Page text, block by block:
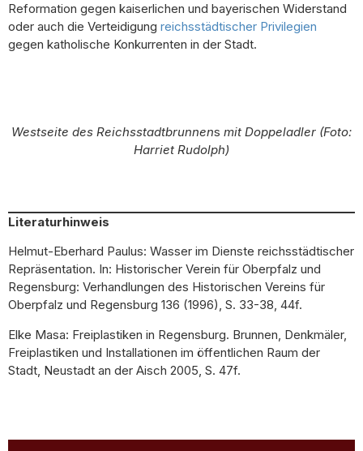
Reformation gegen kaiserlichen und bayerischen Widerstand
oder auch die Verteidigung reichsstädtischer Privilegien
gegen katholische Konkurrenten in der Stadt.
Westseite des Reichsstadtbrunnens mit Doppeladler (Foto:
Harriet Rudolph)
Literaturhinweis
Helmut-Eberhard Paulus: Wasser im Dienste reichsstädtischer
Repräsentation. In: Historischer Verein für Oberpfalz und
Regensburg: Verhandlungen des Historischen Vereins für
Oberpfalz und Regensburg 136 (1996), S. 33-38, 44f.
Elke Masa: Freiplastiken in Regensburg. Brunnen, Denkmäler,
Freiplastiken und Installationen im öffentlichen Raum der
Stadt, Neustadt an der Aisch 2005, S. 47f.